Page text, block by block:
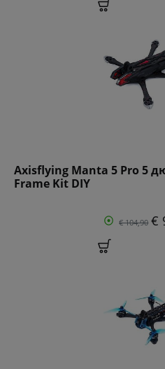
Axisflying Manta 5 Pro 5
Frame Kit DIY
€ 104,90 €